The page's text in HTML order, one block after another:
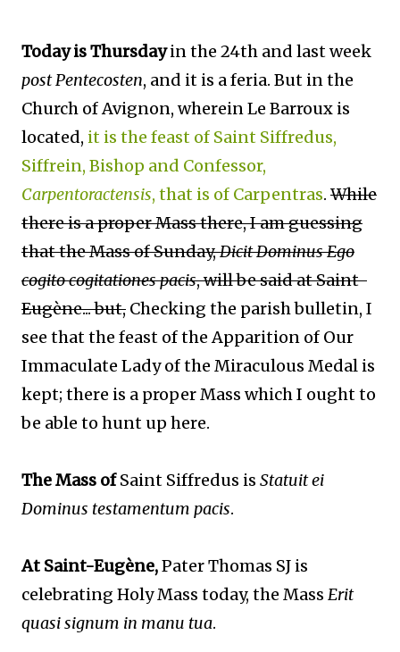
Today is Thursdayin the 24th and last week
post Pentecosten, and it is a feria. But in the
Church of Avignon, wherein Le Barroux is
located, it is the feast of Saint Siffredus,
Siffrein, Bishop and Confessor,
Carpentoractensis, that is of Carpentras. While
there is a proper Mass there, I am guessing
that the Mass of Sunday,Dicit Dominus Ego
cogito cogitationes pacis, will be said at Saint-
Eugène... but, Checking the parish bulletin, I
see that the feast of the Apparition of Our
Immaculate Lady of the Miraculous Medal is
kept; there is a proper Mass which I ought to
be able to hunt up here.
The Mass ofSaint Siffredus is Statuit ei
Dominus testamentum pacis.
At Saint-Eugène,Pater Thomas SJ is
celebrating Holy Mass today, the Mass Erit
quasi signum in manu tua.